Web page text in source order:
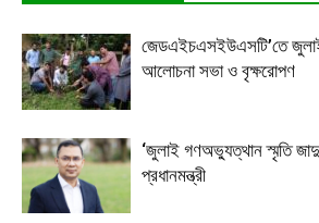
জেডএইচএসইউএসটি’তে
আলোচনা সভা ও বৃক্ষরোপণ
‘জুলাই গণঅভ্যুত্থান স্মৃতি
প্রধানমন্ত্রী